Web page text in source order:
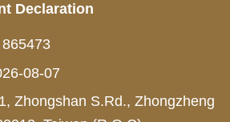
Declaration
865473
08-07
Zhongshan S.Rd., Zhongzheng